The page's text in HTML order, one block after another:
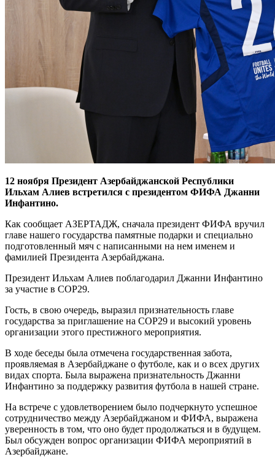
12 ноября Президент Азербайджанской Республики
Ильхам Алиев встретился с президентом ФИФА Джанни
Инфантино.
Как сообщает АЗЕРТАДЖ, сначала президент ФИФА вручил
главе нашего государства памятные подарки и специально
подготовленный мяч с написанными на нем именем и
фамилией Президента Азербайджана.
Президент Ильхам Алиев поблагодарил Джанни Инфантино
за участие в COP29.
Гость, в свою очередь, выразил признательность главе
государства за приглашение на COP29 и высокий уровень
организации этого престижного мероприятия.
В ходе беседы была отмечена государственная забота,
проявляемая в Азербайджане о футболе, как и о всех других
видах спорта. Была выражена признательность Джанни
Инфантино за поддержку развития футбола в нашей стране.
На встрече с удовлетворением было подчеркнуто успешное
сотрудничество между Азербайджаном и ФИФА, выражена
уверенность в том, что оно будет продолжаться и в будущем.
Был обсужден вопрос организации ФИФА мероприятий в
Азербайджане.